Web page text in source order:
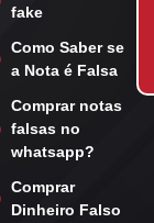
fake
Como Saber se
a Nota é Falsa
Comprar notas
falsas no
whatsapp?
Comprar
Dinheiro Falso